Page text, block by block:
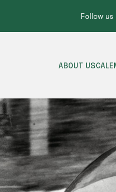
Follow us
ABOUT US